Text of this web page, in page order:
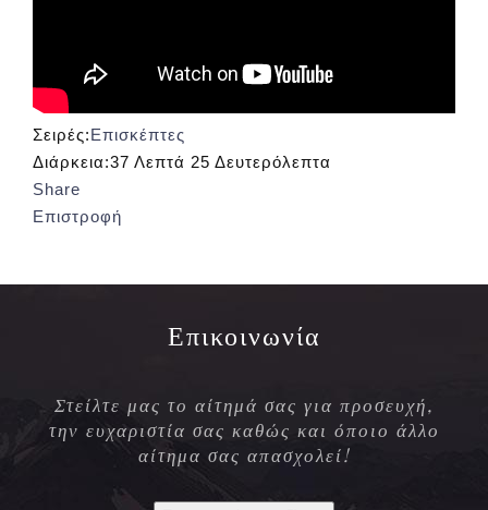
Σειρές:Επισκέπτες
Διάρκεια:37 Λεπτά 25 Δευτερόλεπτα
Share
Επιστροφή
Επικοινωνία
Στείλτε μας το αίτημά σας για προσευχή,
την ευχαριστία σας καθώς και όποιο άλλο
αίτημα σας απασχολεί!